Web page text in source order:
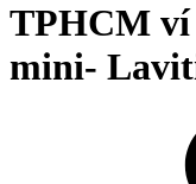
TPHCM ví
mini-